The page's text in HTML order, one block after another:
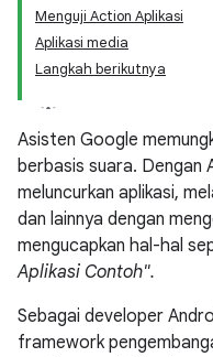
Menguji Action Aplikasi
Aplikasi media
Langkah berikutnya
Asisten Google
berbasis suara. Dengan
meluncurkan aplikasi,
dan lainnya dengan
mengucapkan hal-hal
Aplikasi Contoh".
Sebagai developer
framework